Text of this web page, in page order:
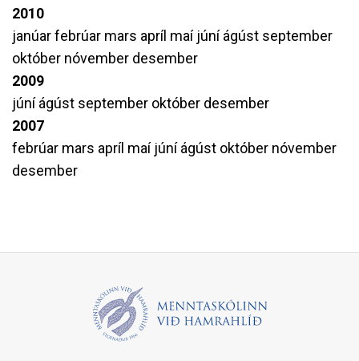
2010
janúarfebrúar mars apríl maí júníágúst september
október nóvember desember
2009
júníágúst september október desember
2007
febrúar mars apríl maí júníágúst október nóvember
desember